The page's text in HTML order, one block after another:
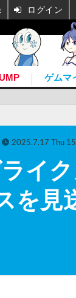
ゲムマ
イク
を見
2025.7.17 Thu
ログイン